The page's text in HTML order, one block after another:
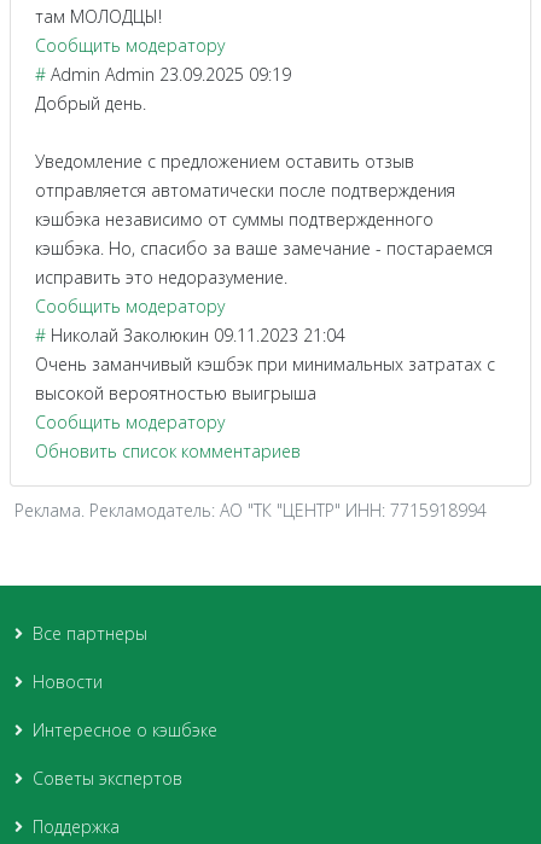
там МОЛОДЦЫ!
Сообщить модератору
# Admin Admin 23.09.2025 09:19
Добрый день.
Уведомление с предложением оставить отзыв
отправляется автоматически после подтверждения
кэшбэка независимо от суммы подтвержденного
кэшбэка. Но, спасибо за ваше замечание - постараемся
исправить это недоразумение.
Сообщить модератору
# Николай Заколюкин 09.11.2023 21:04
Очень заманчивый кэшбэк при минимальных затратах с
высокой вероятностью выигрыша
Сообщить модератору
Обновить список комментариев
Реклама. Рекламодатель: АО "ТК "ЦЕНТР" ИНН: 7715918994
Все партнеры
Новости
Интересное о кэшбэке
Советы экспертов
Поддержка